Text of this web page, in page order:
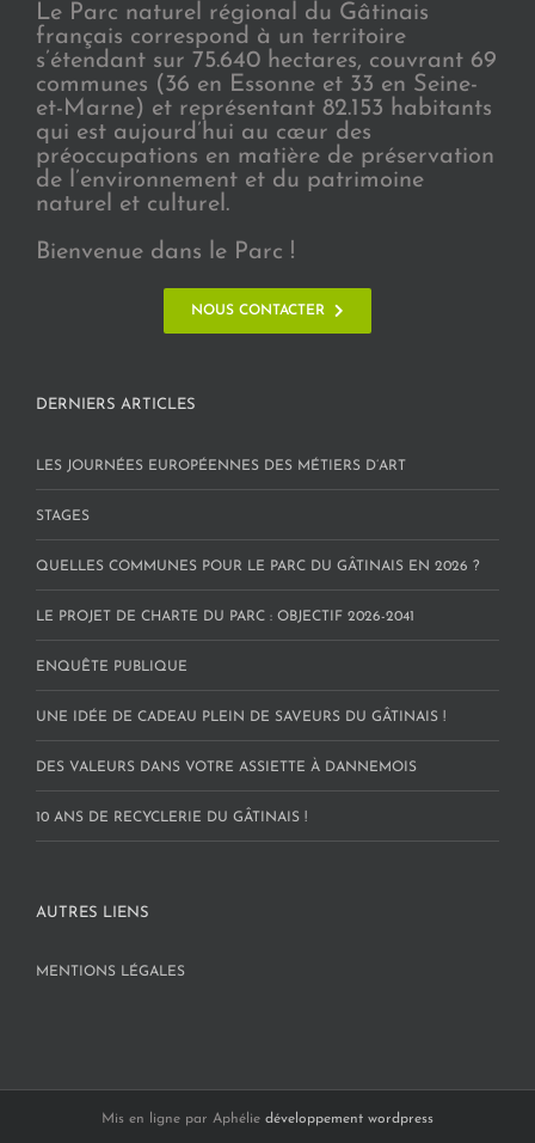
Le Parc naturel régional du Gâtinais
français correspond à un territoire
s’étendant sur 75.640 hectares, couvrant 69
communes (36 en Essonne et 33 en Seine-
et-Marne) et représentant 82.153 habitants
qui est aujourd’hui au cœur des
préoccupations en matière de préservation
de l’environnement et du patrimoine
naturel et culturel.
Bienvenue dans le Parc !
NOUS CONTACTER
DERNIERS ARTICLES
LES JOURNÉES EUROPÉENNES DES MÉTIERS D’ART
STAGES
QUELLES COMMUNES POUR LE PARC DU GÂTINAIS EN 2026 ?
LE PROJET DE CHARTE DU PARC : OBJECTIF 2026-2041
ENQUÊTE PUBLIQUE
UNE IDÉE DE CADEAU PLEIN DE SAVEURS DU GÂTINAIS !
DES VALEURS DANS VOTRE ASSIETTE À DANNEMOIS
10 ANS DE RECYCLERIE DU GÂTINAIS !
AUTRES LIENS
MENTIONS LÉGALES
Mis en ligne par Aphélie développement wordpress